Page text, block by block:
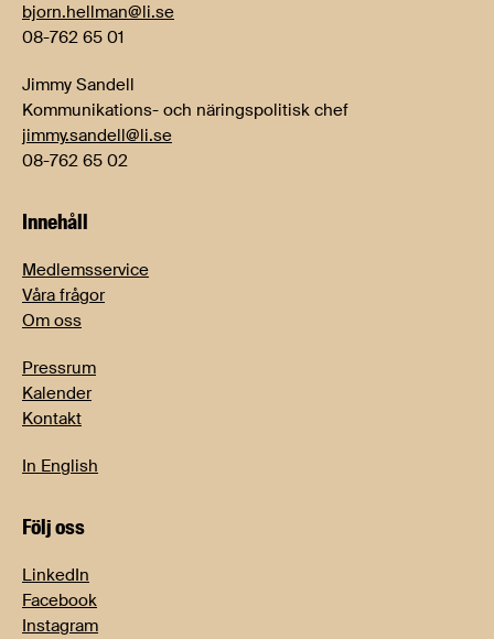
bjorn.hellman@li.se
08-762 65 01
Jimmy Sandell
Kommunikations- och näringspolitisk chef
jimmy.sandell@li.se
08-762 65 02
Innehåll
Medlemsservice
Våra frågor
Om oss
Pressrum
Kalender
Kontakt
In English
Följ oss
LinkedIn
Facebook
Instagram